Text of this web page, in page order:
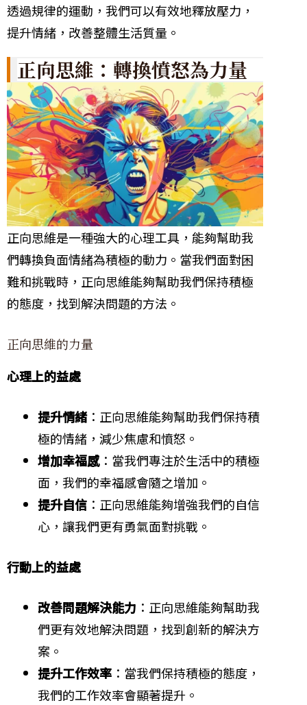
透過規律的運動，我們可以有效地釋放壓力，
提升情緒，改善整體生活質量。
正向思維：轉換憤怒為力量
正向思維是一種強大的心理工具，能夠幫助我
們轉換負面情緒為積極的動力。當我們面對困
難和挑戰時，正向思維能夠幫助我們保持積極
的態度，找到解決問題的方法。
正向思維的力量
心理上的益處
提升情緒：正向思維能夠幫助我們保持積
極的情緒，減少焦慮和憤怒。
增加幸福感：當我們專注於生活中的積極
面，我們的幸福感會隨之增加。
提升自信 ：正向思維能夠增強我們的自信
心，讓我們更有勇氣面對挑戰。
行動上的益處
改善問題解決能力 ：正向思維能夠幫助我
們更有效地解決問題，找到創新的解決方
案。
提升工作效率 ：當我們保持積極的態度，
我們的工作效率會顯著提升。